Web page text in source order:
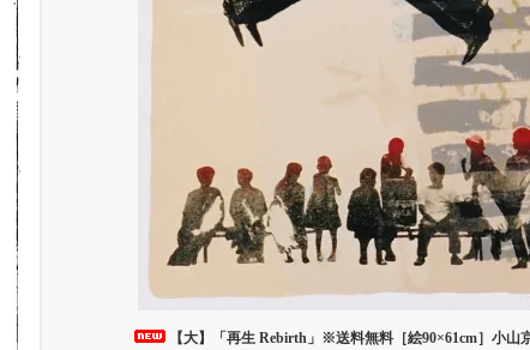
【大】「再生 Rebirth」※送料無料［絵90×61cm］小山